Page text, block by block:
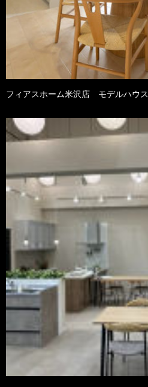
フィアスホーム米沢店 モデルハウス